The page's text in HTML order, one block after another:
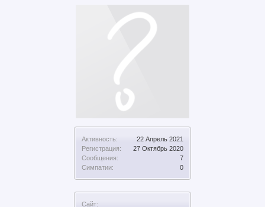
Активность:
22 Апрель 2021
Регистрация:
27 Октябрь 2020
Сообщения:
7
Симпатии:
0
Сайт: